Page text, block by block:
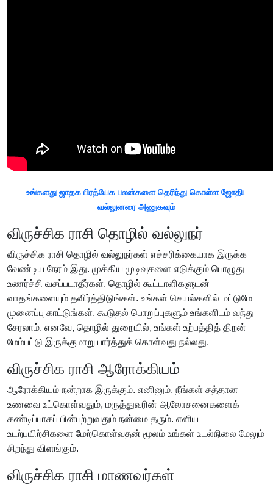
உங்களது ஜாதக பிரத்யேக பலன்களை தெரிந்து கொள்ள ஜோதிட
வல்லுனரை அணுகவும்
விருச்சிக ராசி தொழில் வல்லுநர்
விருச்சிக ராசி தொழில் வல்லுநர்கள் எச்சரிக்கையாக இருக்க
வேண்டிய நேரம் இது. முக்கிய முடிவுகளை எடுக்கும் பொழுது
உணர்ச்சி வசப்படாதீர்கள். தொழில் கூட்டாளிகளுடன்
வாதங்களையும் தவிர்த்திடுங்கள். உங்கள் செயல்களில் மட்டுமே
முனைப்பு காட்டுங்கள். கூடுதல் பொறுப்புகளும் உங்களிடம் வந்து
சேரலாம். எனவே, தொழில் துறையில், உங்கள் உற்பத்தித் திறன்
மேம்பட்டு இருக்குமாறு பார்த்துக் கொள்வது நல்லது.
விருச்சிக ராசி ஆரோக்கியம்
ஆரோக்கியம் நன்றாக இருக்கும். எனினும், நீங்கள் சத்தான
உணவை உட்கொள்வதும், மருத்துவரின் ஆலோசனைகளைக்
கண்டிப்பாகப் பின்பற்றுவதும் நன்மை தரும். எளிய
உடற்பயிற்சிகளை மேற்கொள்வதன் மூலம் உங்கள் உடல்நிலை மேலும்
சிறந்து விளங்கும்.
விருச்சிக ராசி மாணவர்கள்